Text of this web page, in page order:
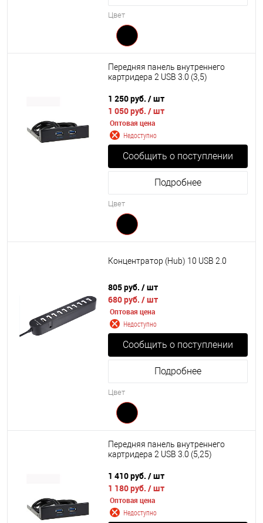
Цвет
Передняя панель внутреннего
картридера 2 USB 3.0 (3,5)
1 250 руб. / шт
1 050 руб. / шт
Оптовая цена
Недоступно
Сообщить о поступлении
Подробнее
Цвет
Концентратор (Hub) 10 USB 2.0
805 руб. / шт
680 руб. / шт
Оптовая цена
Недоступно
Сообщить о поступлении
Подробнее
Цвет
Передняя панель внутреннего
картридера 2 USB 3.0 (5,25)
1 410 руб. / шт
1 180 руб. / шт
Оптовая цена
Недоступно